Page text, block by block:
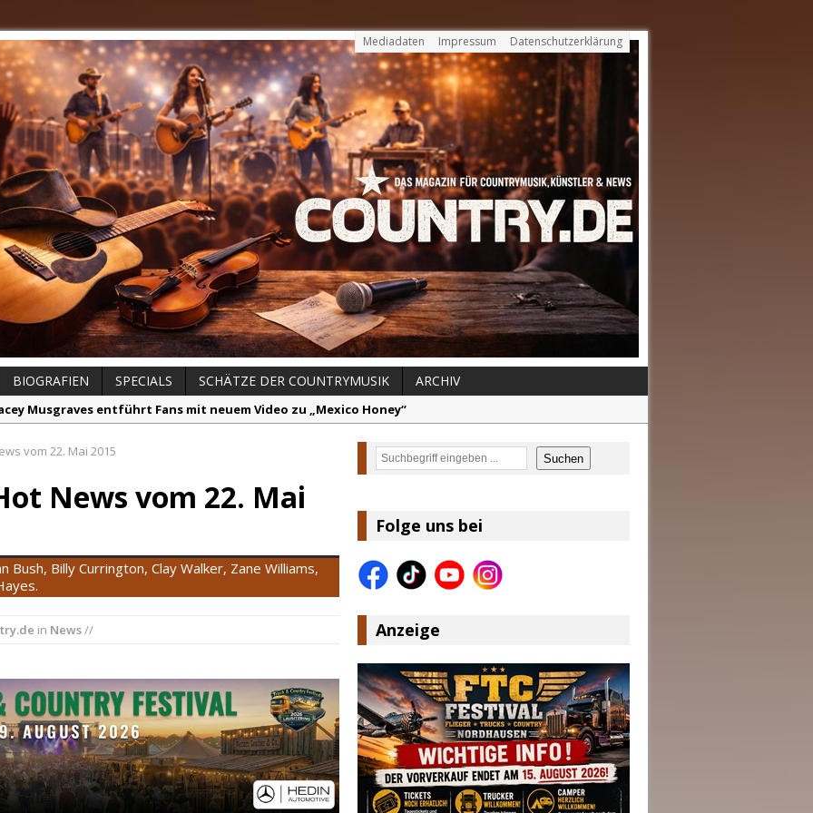
Mediadaten Impressum Datenschutzerklärung
BIOGRAFIEN SPECIALS SCHÄTZE DER COUNTRYMUSIK
ARCHIV
Musgraves entführt Fans mit neuem Video zu „Mexico Honey“
Music Hot News – 2. August 2026: Dolly Parton, Bill Anderson und Shaboozey im Fokus
Johnson & The Hollywood Hillbillies kündigen neues Album mit „Better Days Ahead“ an
für Euer Vertrauen: Country.de erreicht täglich rund 10.000 Leser
vom 22. Mai 2015
News vom 22. Mai
Billy Currington, Clay Walker, Zane Williams,
in News//
Suchen Suchen
Folge uns bei
Anzeige